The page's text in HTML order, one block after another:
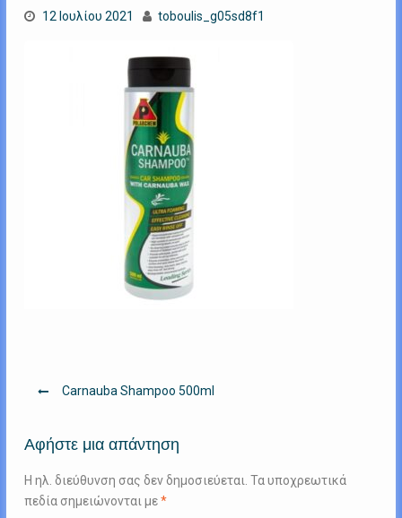
12 Ιουλίου 2021 toboulis_g05sd8f1
Πλοήγηση
Carnauba Shampoo 500ml
Αφήστε μια απάντηση
Η ηλ. διεύθυνση σας δεν δημοσιεύεται. Τα υποχρεωτικά
πεδία σημειώνονται με*